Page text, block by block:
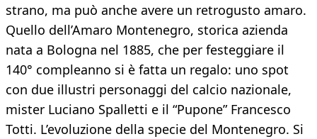
strano, ma può anche avere un retrogusto amaro.
Quello dell’Amaro Montenegro, storica azienda
nata a Bologna nel 1885, che per festeggiare il
140° compleanno si è fatta un regalo: uno spot
con due illustri personaggi del calcio nazionale,
mister Luciano Spalletti e il “Pupone” Francesco
Totti. L’evoluzione della specie del Montenegro. Si